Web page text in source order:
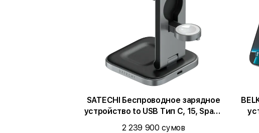
SATECHI Беспроводное зарядное
устройство to USB Тип C, 15, Space
Gray
2 239 900 сумов